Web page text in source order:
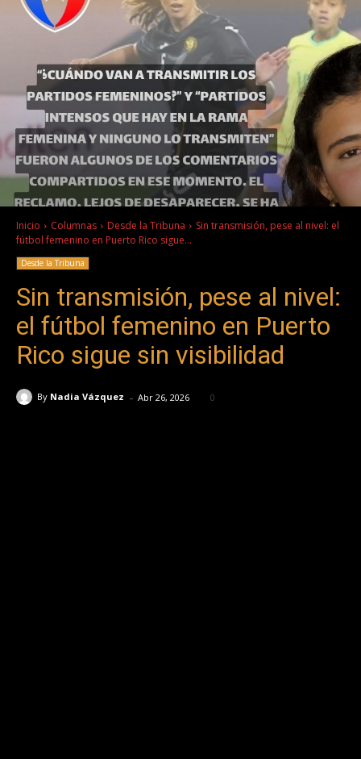
Inicio Columnas Desde la Tribuna
Sin transmisión, pese al nivel: el
fútbol femenino en Puerto Rico sigue...
Desde la Tribuna
Sin transmisión, pese al nivel:
el fútbol femenino en Puerto
Rico sigue sin visibilidad
By Nadia Vázquez - Abr 26, 2026 0